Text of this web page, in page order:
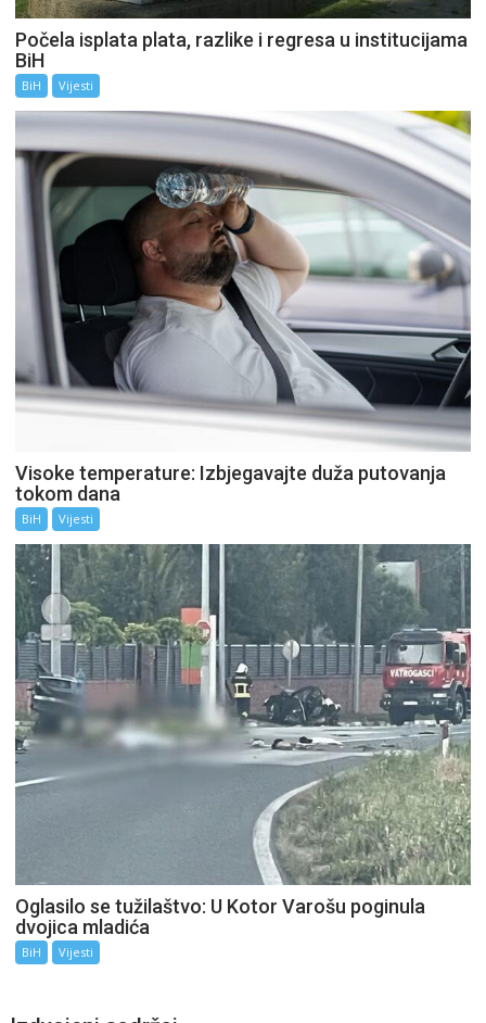
Počela isplata plata, razlike i regresa u institucijama
BiH
BiH Vijesti
Visoke temperature: Izbjegavajte duža putovanja
tokom dana
BiH Vijesti
Oglasilo se tužilaštvo: U Kotor Varošu poginula
dvojica mladića
BiH Vijesti